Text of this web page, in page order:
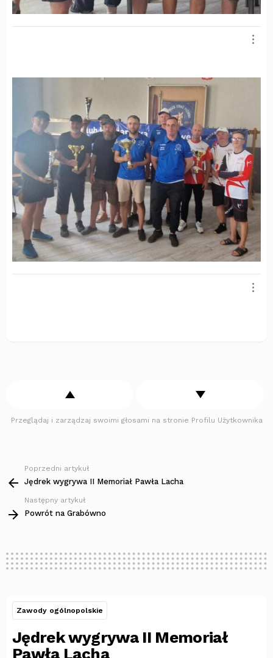
Przeglądaj i zarządzaj swoimi głosami na stronie Profilu Użytkownika
Zobacz
więcej
Poprzedni artykuł
Jędrek wygrywa II Memoriał Pawła Lacha
Następny artykuł
Powrót na Grabówno
Zawody ogólnopolskie
Jędrek wygrywa II Memoriał
Pawła Lacha